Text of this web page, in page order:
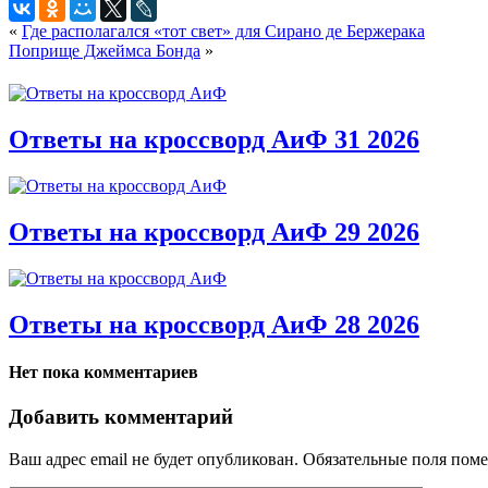
« Где располагался «тот свет» для Сирано де Бержерака
Поприще Джеймса Бонда »
Ответы на кроссворд АиФ 31 2026
Ответы на кроссворд АиФ 29 2026
Ответы на кроссворд АиФ 28 2026
Нет пока комментариев
Добавить комментарий
Ваш адрес email не будет опубликован. Обязательные поля